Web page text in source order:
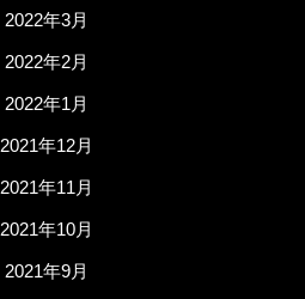
2022年3月
2022年2月
2022年1月
2021年12月
2021年11月
2021年10月
2021年9月